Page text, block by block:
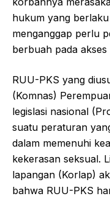
hukum yang
menganggap perlu
berbuah pada
RUU-PKS yang
(Komnas)
legislasi nasional
suatu peraturan
dalam memenuhi
kekerasan seksual.
lapangan (Korlap)
bahwa RUU-PKS